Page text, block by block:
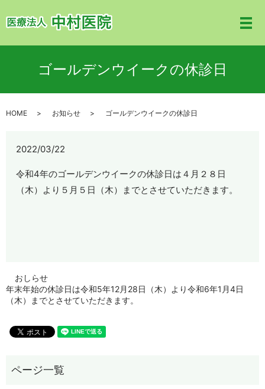
メ
ゴールデンウイークの休診日
HOME お知らせ ゴールデンウイークの休診日
2022/03/22
令和4年のゴールデンウイークの休診日は４月２８日
（木）より５月５日（木）までとさせていただきます。
おしらせ
年末年始の休診日は令和5年12月28日（木）より令和6年1月4日
（木）までとさせていただきます。